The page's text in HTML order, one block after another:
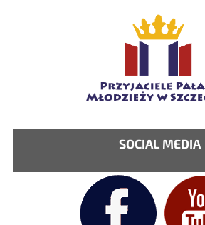
SOCIAL MEDIA